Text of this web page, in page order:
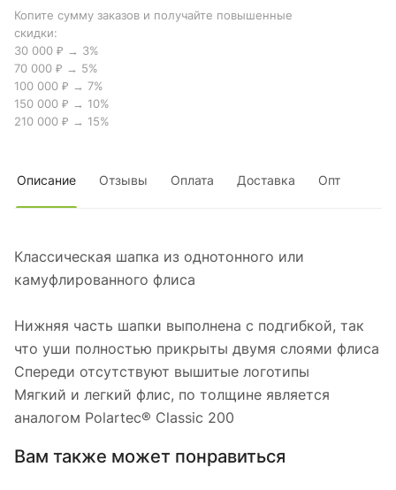
Копите сумму заказов и получайте повышенные
скидки:
30 000 ₽ → 3%
70 000 ₽ → 5%
100 000 ₽ → 7%
150 000 ₽ → 10%
210 000 ₽ → 15%
Описание Отзывы Оплата Доставка Опт
Классическая шапка из однотонного или
камуфлированного флиса
Нижняя часть шапки выполнена с подгибкой, так
что уши полностью прикрыты двумя слоями флиса
Спереди отсутствуют вышитые логотипы
Мягкий и легкий флис, по толщине является
аналогом Polartec® Classic 200
Вам также может понравиться